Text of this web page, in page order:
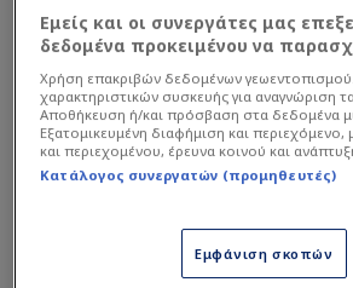
Ειπώθηκαν χοντρές κουβέντες,
κόουτς πάνω στα νεύρα του...
αποχώρηση από την ομάδα.
Εμείς και οι συνεργάτες μας
δεδομένα προκειμένου να
Χρήση επακριβών δεδομένων
χαρακτηριστικών συσκευής για αναγνώριση
Αποθήκευση ή/και πρόσβαση στα δεδομένα
Εξατομικευμένη διαφήμιση και
και περιεχομένου, έρευνα κοινού και
Κατάλογος συνεργατών (προμηθευτές)
Εμφάνιση σκοπών